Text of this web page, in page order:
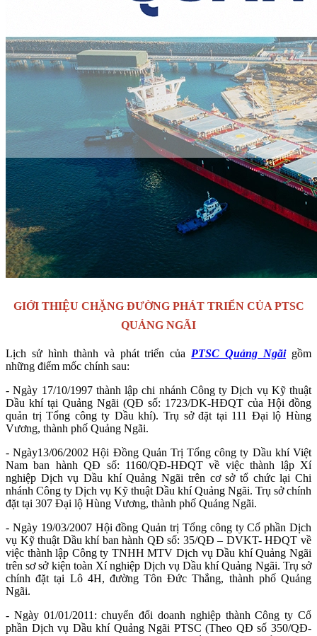
GIỚI THIỆU CHẶNG ĐƯỜNG PHÁT TRIỂN CỦA PTSC
QUẢNG NGÃI
Lịch sử hình thành và phát triển của PTSC Quảng Ngãigồm
những điểm mốc chính sau:
- Ngày 17/10/1997 thành lập chi nhánh Công ty Dịch vụ Kỹ thuật
Dầu khí tại Quảng Ngãi (QĐ số: 1723/DK-HĐQT của Hội đồng
quản trị Tổng công ty Dầu khí). Trụ sở đặt tại 111 Đại lộ Hùng
Vương, thành phố Quảng Ngãi.
- Ngày13/06/2002 Hội Đồng Quản Trị Tổng công ty Dầu khí Việt
Nam ban hành QĐ số: 1160/QĐ-HĐQT về việc thành lập Xí
nghiệp Dịch vụ Dầu khí Quảng Ngãi trên cơ sở tổ chức lại Chi
nhánh Công ty Dịch vụ Kỹ thuật Dầu khí Quảng Ngãi. Trụ sở chính
đặt tại 307 Đại lộ Hùng Vương, thành phố Quảng Ngãi.
- Ngày 19/03/2007 Hội đồng Quản trị Tổng công ty Cổ phần Dịch
vụ Kỹ thuật Dầu khí ban hành QĐ số: 35/QĐ – DVKT- HĐQT về
việc thành lập Công ty TNHH MTV Dịch vụ Dầu khí Quảng Ngãi
trên sơ sở kiện toàn Xí nghiệp Dịch vụ Dầu khí Quảng Ngãi. Trụ sở
chính đặt tại Lô 4H, đường Tôn Đức Thắng, thành phố Quảng
Ngãi.
- Ngày 01/01/2011: chuyển đổi doanh nghiệp thành Công ty Cổ
phần Dịch vụ Dầu khí Quảng Ngãi PTSC (Theo QĐ số 350/QĐ-